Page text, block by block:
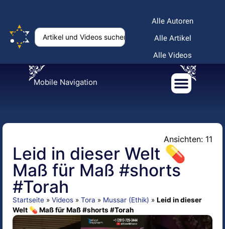
Alle Autoren
Alle Artikel
Alle Videos
Mobile Navigation
Ansichten: 11
Leid in dieser Welt 💊
Maß für Maß #shorts
#Torah
Startseite » Videos » Tora » Mussar (Ethik) » Leid in dieser
Welt 💊 Maß für Maß #shorts #Torah